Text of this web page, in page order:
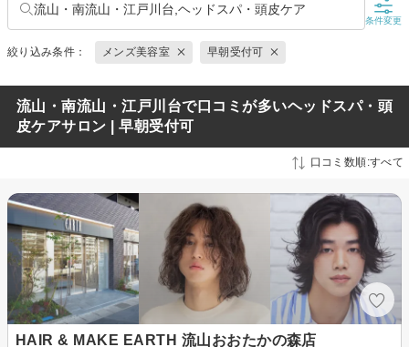
流山・南流山・江戸川台,ヘッドスパ・頭皮ケア
条件変更
絞り込み条件： メンズ美容室 早朝受付可
流山・南流山・江戸川台で口コミが多いヘッドスパ・頭
皮ケアサロン | 早朝受付可
口コミ数順:すべて
HAIR & MAKE EARTH 流山おおたかの森店